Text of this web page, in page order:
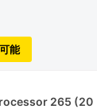
能
265 (20